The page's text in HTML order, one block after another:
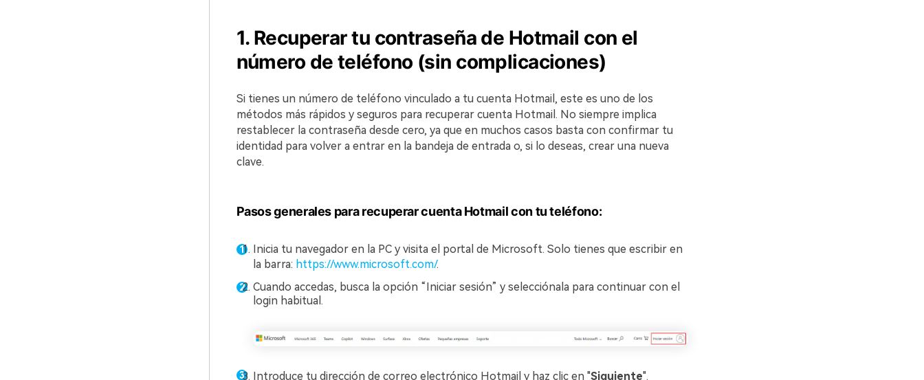
1. Recuperar tu contraseña de Hotmail con el
número de teléfono (sin complicaciones)
Si tienes un número de teléfono vinculado a tu cuenta Hotmail, este es uno de los
métodos más rápidos y seguros para recuperar cuenta Hotmail. No siempre implica
restablecer la contraseña desde cero, ya que en muchos casos basta con confirmar tu
identidad para volver a entrar en la bandeja de entrada o, si lo deseas, crear una nueva
clave.
Pasos generales para recuperar cuenta Hotmail con tu teléfono:
Inicia tu navegador en la PC y visita el portal de Microsoft. Solo tienes que escribir en
la barra: https://www.microsoft.com/.
Cuando accedas, busca la opción “Iniciar sesión” y selecciónala para continuar con el
login habitual.
Introduce tu dirección de correo electrónico Hotmail y haz clic en "Siguiente".